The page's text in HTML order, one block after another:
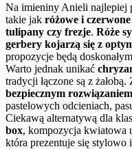
Na imieniny Anieli najlepiej
takie jak różowe i
tulipany czy frezje. Róże
gerbery kojarzą się z
propozycje będą
Warto jednak unikać
tradycji łączone są z żałobą.
bezpiecznym
pastelowych odcieniach,
Ciekawą alternatywą dla
box, kompozycja kwiatowa
która prezentuje się stylowo